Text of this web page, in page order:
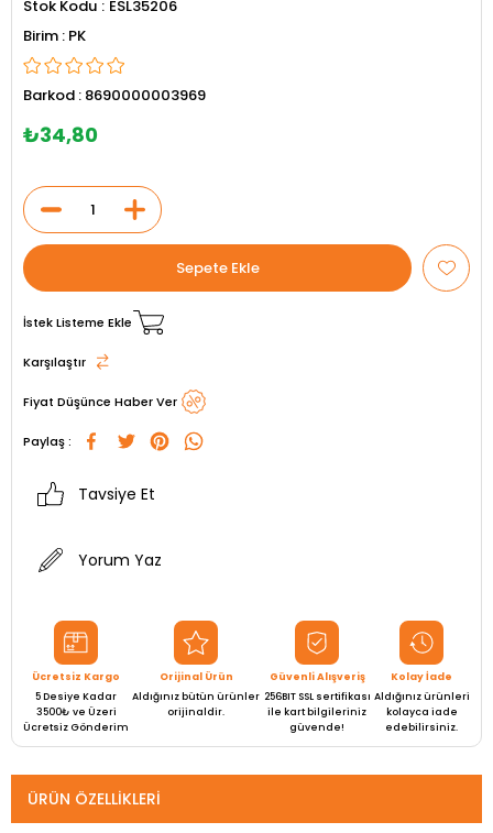
Stok Kodu
ESL35206
PK
Barkod : 8690000003969
₺34,80
İstek Listeme Ekle
Karşılaştır
Fiyat Düşünce Haber Ver
Paylaş :
Tavsiye Et
Yorum Yaz
Ücretsiz Kargo
5 Desiye Kadar
3500₺ ve Üzeri
Ücretsiz Gönderim
Orijinal Ürün
Aldığınız bütün ürünler
orijinaldir.
Güvenli Alışveriş
256BIT SSL sertifikası
ile kart bilgileriniz
güvende!
Kolay İade
Aldığınız ürünleri
kolayca iade
edebilirsiniz.
ÜRÜN ÖZELLIKLERI